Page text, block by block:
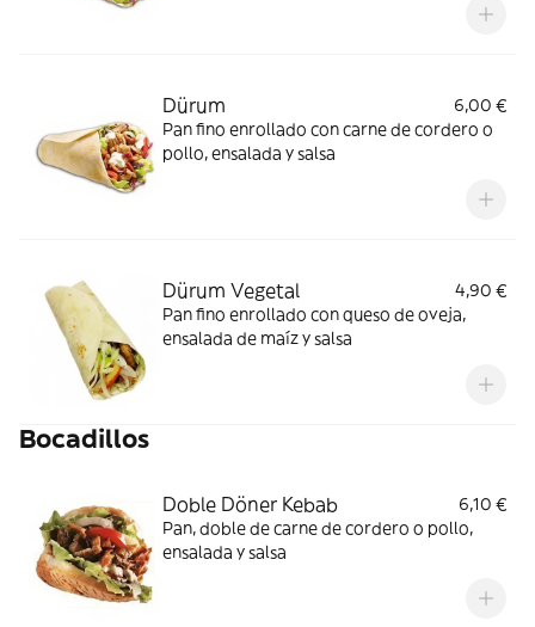
Dürum
6,00 €
Pan fino enrollado con carne de cordero o
pollo, ensalada y salsa
Dürum Vegetal
4,90 €
Pan fino enrollado con queso de oveja,
ensalada de maíz y salsa
Bocadillos
Doble Döner Kebab
6,10 €
Pan, doble de carne de cordero o pollo,
ensalada y salsa